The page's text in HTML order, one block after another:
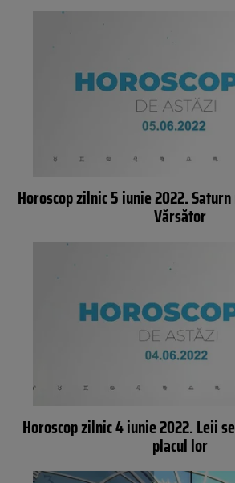
Horoscop zilnic 5 iunie 2022.
Vărsător
Horoscop zilnic 4 iunie 2022. Leii
placul lor